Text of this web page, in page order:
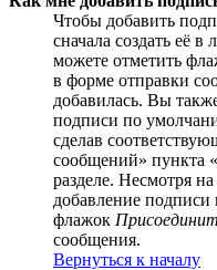
Чтобы добавить
сначала создать её
можете отметить
в форме отправки
добавилась. Вы
подписи по
сделав
сообщений» пункта
разделе. Несмотря
добавление
флажок
сообщения.
Вернуться к началу